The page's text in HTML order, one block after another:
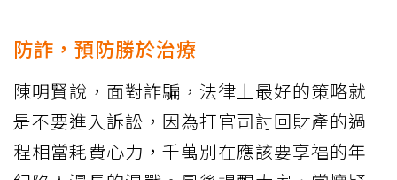
防詐，預防勝於治療
陳明賢說，面對詐騙，法律上最好的策略就
是不要進入訴訟，因為打官司討回財產的過
程相當耗費心力，千萬別在應該要享福的年